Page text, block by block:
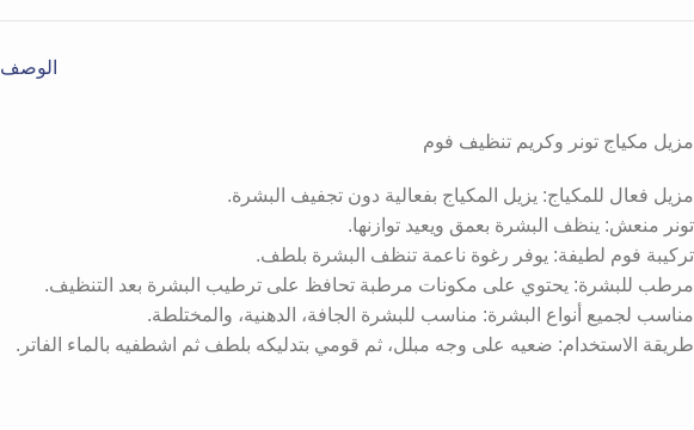
الوصف
مزيل مكياج تونر وكريم تنظيف فوم
مزيل فعال للمكياج: يزيل المكياج بفعالية دون تجفيف البشرة.
تونر منعش: ينظف البشرة بعمق ويعيد توازنها.
تركيبة فوم لطيفة: يوفر رغوة ناعمة تنظف البشرة بلطف.
مرطب للبشرة: يحتوي على مكونات مرطبة تحافظ على ترطيب البشرة بعد التنظيف.
مناسب لجميع أنواع البشرة: مناسب للبشرة الجافة، الدهنية، والمختلطة.
طريقة الاستخدام: ضعيه على وجه مبلل، ثم قومي بتدليكه بلطف ثم اشطفيه بالماء الفاتر.